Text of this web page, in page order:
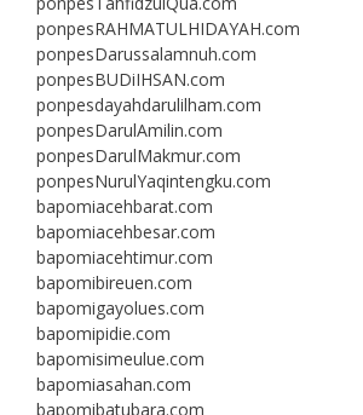
ponpesRAHMATULHIDAYAH.com
ponpesDarussalamnuh.com
ponpesBUDiIHSAN.com
ponpesdayahdarulilham.com
ponpesDarulAmilin.com
ponpesDarulMakmur.com
ponpesNurulYaqintengku.com
bapomiacehbarat.com
bapomiacehbesar.com
bapomiacehtimur.com
bapomibireuen.com
bapomigayolues.com
bapomipidie.com
bapomisimeulue.com
bapomiasahan.com
bapomibatubara.com